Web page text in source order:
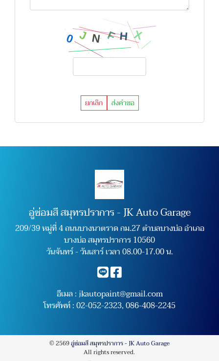
ยกเลิก ส่งคำขอ
อู่ซ่อมสี สมุทรปราการ - JK Auto Garage
209/39 หมู่ที่ 4 ถนนบางนาตราด กม.27 ตำบลบางบ่อ อำเภอ
บางบ่อ สมุทรปราการ 10560
วันจันทร์ - วันเสาร์ เวลา 08.00-17.00 น.
อีเมล :jkautopaint@gmail.com
โทรศัพท์ :02-052-2323,086-408-2245
© 2569อู่ซ่อมสี สมุทรปราการ - JK Auto Garage
All rights reserved.